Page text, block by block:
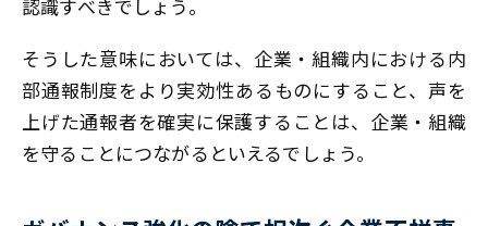
認識すべきでしょう。
そうした意味においては、企業・組織内における内
部通報制度をより実効性あるものにすること、声を
上げた通報者を確実に保護することは、企業・組織
を守ることにつながるといえるでしょう。